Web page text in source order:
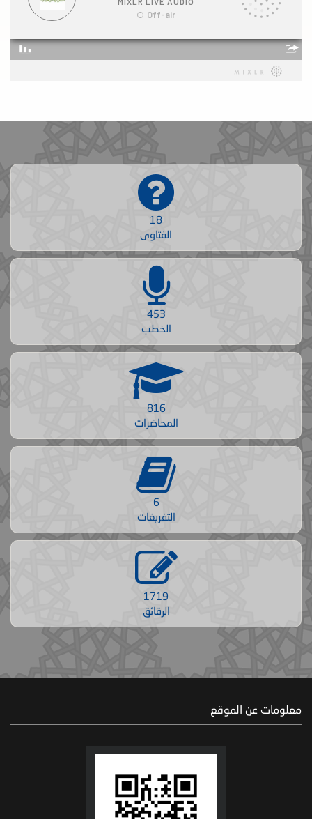
18
الفتاوى
453
الخطب
816
المحاضرات
6
التفريغات
1719
الرقائق
معلومات عن الموقع